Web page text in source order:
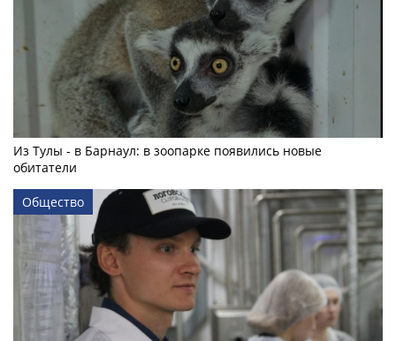
Из Тулы - в Барнаул: в зоопарке появились новые
обитатели
Общество